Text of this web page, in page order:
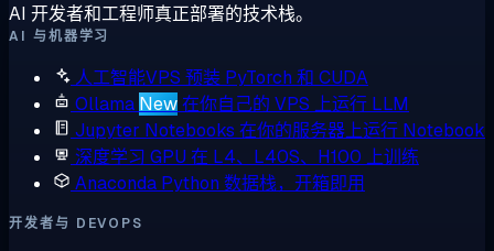
AI 开发者和工程师真正部署的技术栈。
AI 与机器学习
人工智能VPS 预装 PyTorch 和 CUDA
Ollama New在你自己的 VPS 上运行 LLM
Jupyter Notebooks 在你的服务器上运行 Notebook
深度学习 GPU 在 L4、L40S、H100 上训练
Anaconda Python 数据栈，开箱即用
开发者与 DEVOPS